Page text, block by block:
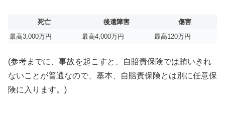
死亡 後遺障害
傷害
最高3,000万円
最高4,000万円 最高120万円
(参考までに、事故を起こすと、自賠責保険では賄いきれ
ないことが普通なので、基本、自賠責保険とは別に任意保
険に入ります。)